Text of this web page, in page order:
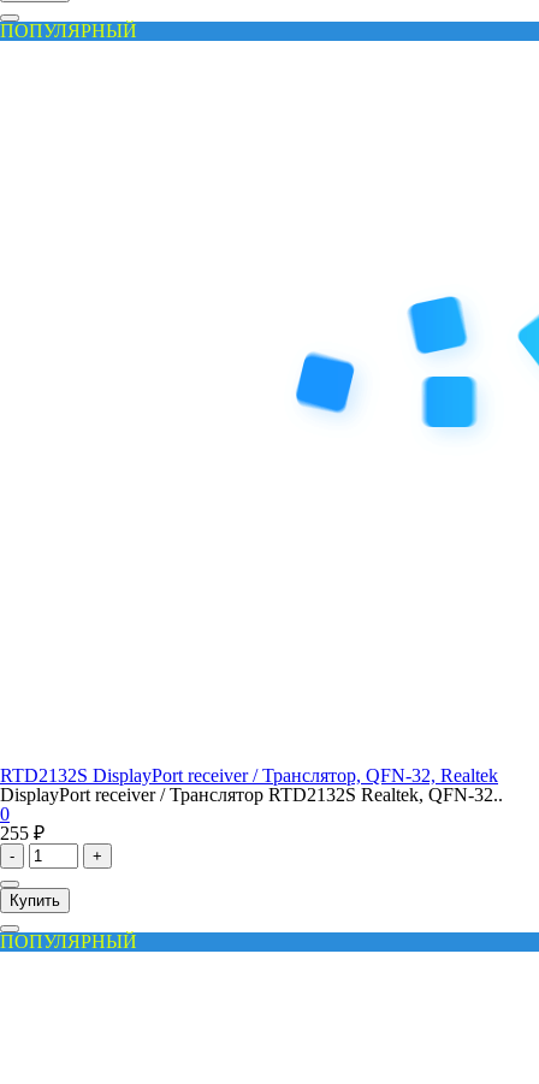
ПОПУЛЯРНЫЙ
RTD2132S DisplayPort receiver / Транслятор, QFN-32, Realtek
DisplayPort receiver / Транслятор RTD2132S Realtek, QFN-32..
0
255 ₽
- +
Купить
ПОПУЛЯРНЫЙ